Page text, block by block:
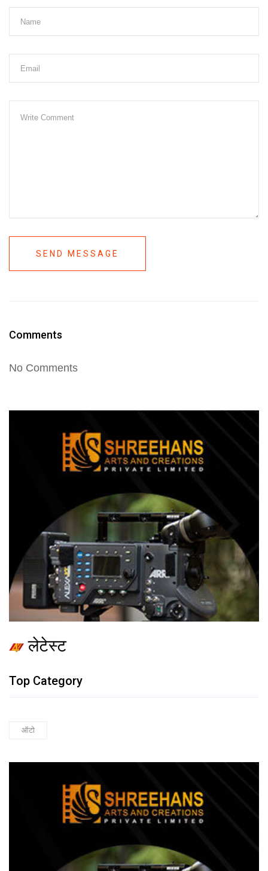
SEND MESSAGE
Comments
No Comments
लेटेस्ट
Top Category
ऑटो